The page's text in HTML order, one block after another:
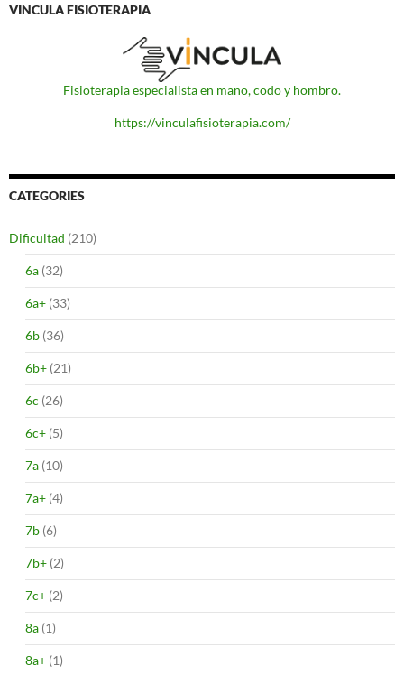
VINCULA FISIOTERAPIA
Fisioterapia especialista en mano, codo y hombro.
https://vinculafisioterapia.com/
CATEGORIES
Dificultad (210)
6a (32)
6a+ (33)
6b (36)
6b+ (21)
6c (26)
6c+ (5)
7a (10)
7a+ (4)
7b (6)
7b+ (2)
7c+ (2)
8a (1)
8a+ (1)